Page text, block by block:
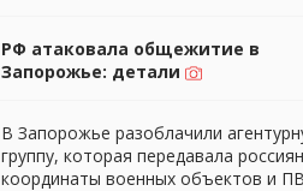
РФ атаковала общежитие в
Запорожье: детали
В Запорожье разоблачили
группу, которая передавала
координаты военных объектов и